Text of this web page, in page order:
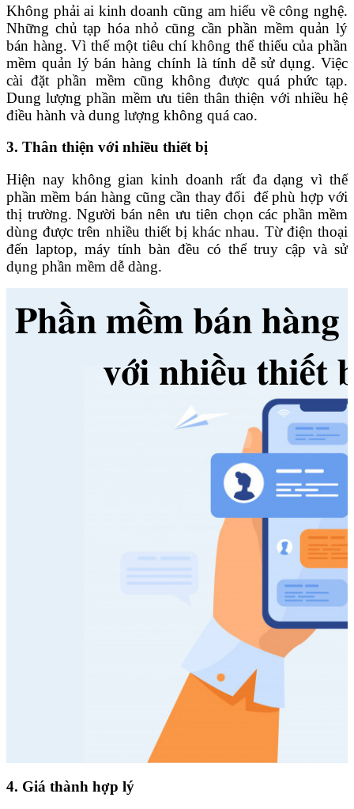
Không phải ai kinh doanh cũng am hiểu về công nghệ.
Những chủ tạp hóa nhỏ cũng cần phần mềm quản lý
bán hàng. Vì thế một tiêu chí không thể thiếu của phần
mềm quản lý bán hàng chính là tính dễ sử dụng. Việc
cài đặt phần mềm cũng không được quá phức tạp.
Dung lượng phần mềm ưu tiên thân thiện với nhiều hệ
điều hành và dung lượng không quá cao.
3. Thân thiện với nhiều thiết bị
Hiện nay không gian kinh doanh rất đa dạng vì thế
phần mềm bán hàng cũng cần thay đổi để phù hợp với
thị trường. Người bán nên ưu tiên chọn các phần mềm
dùng được trên nhiều thiết bị khác nhau. Từ điện thoại
đến laptop, máy tính bàn đều có thể truy cập và sử
dụng phần mềm dễ dàng.
4. Giá thành hợp lý